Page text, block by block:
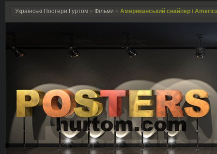
Українські Постери Гуртом » Фільми » Американський снайпер /